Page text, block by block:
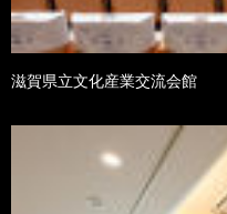
滋賀県立文化産業交流会館